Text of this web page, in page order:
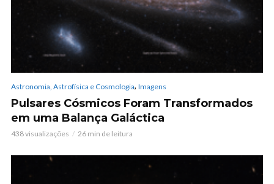
Astronomia, Astrofísica e Cosmologia, Imagens
Pulsares Cósmicos Foram Transformados
em uma Balança Galáctica
438 visualizações 26 min de leitura